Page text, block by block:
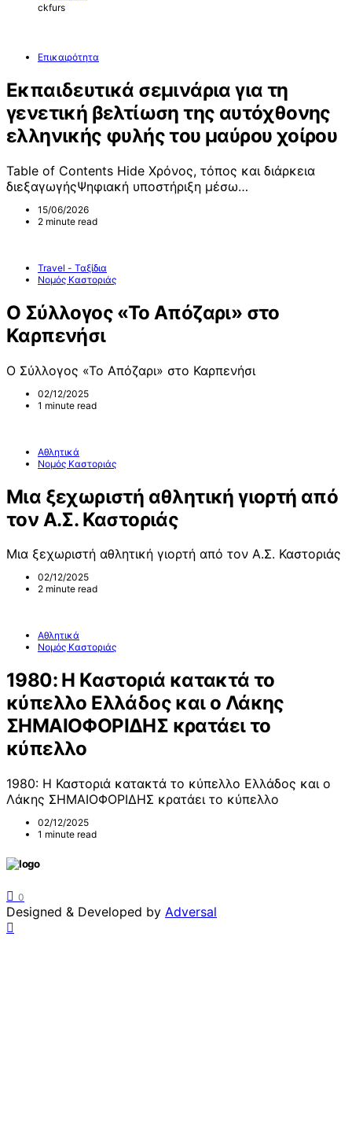
ckfurs
Επικαιρότητα
Εκπαιδευτικά σεμινάρια για τη
γενετική βελτίωση της αυτόχθονης
ελληνικής φυλής του μαύρου χοίρου
Table of Contents Hide Χρόνος, τόπος και διάρκεια
διεξαγωγήςΨηφιακή υποστήριξη μέσω…
15/06/2026
2 minute read
Travel - Ταξίδια
Νομός Καστοριάς
Ο Σύλλογος «Το Απόζαρι» στο
Καρπενήσι
Ο Σύλλογος «Το Απόζαρι» στο Καρπενήσι
02/12/2025
1 minute read
Αθλητικά
Νομός Καστοριάς
Μια ξεχωριστή αθλητική γιορτή από
τον Α.Σ. Καστοριάς
Μια ξεχωριστή αθλητική γιορτή από τον Α.Σ. Καστοριάς
02/12/2025
2 minute read
Αθλητικά
Νομός Καστοριάς
1980: Η Καστοριά κατακτά το
κύπελλο Ελλάδος και ο Λάκης
ΣΗΜΑΙΟΦΟΡΙΔΗΣ κρατάει το
κύπελλο
1980: Η Καστοριά κατακτά το κύπελλο Ελλάδος και ο
Λάκης ΣΗΜΑΙΟΦΟΡΙΔΗΣ κρατάει το κύπελλο
02/12/2025
1 minute read
0
Designed & Developed by Adversal